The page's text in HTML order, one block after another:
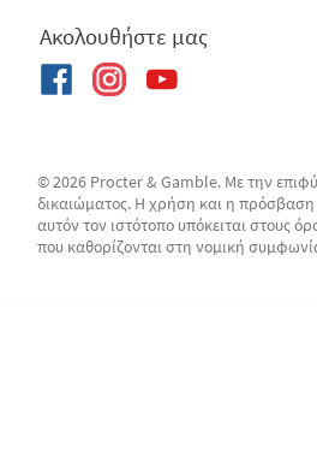
Ακολουθήστε μας
© 2026 Procter & Gamble. Με την
δικαιώματος. Η χρήση και η πρόσβαση
αυτόν τον ιστότοπο υπόκειται στους
που καθορίζονται στη νομική